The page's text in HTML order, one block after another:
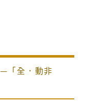
「全．動非